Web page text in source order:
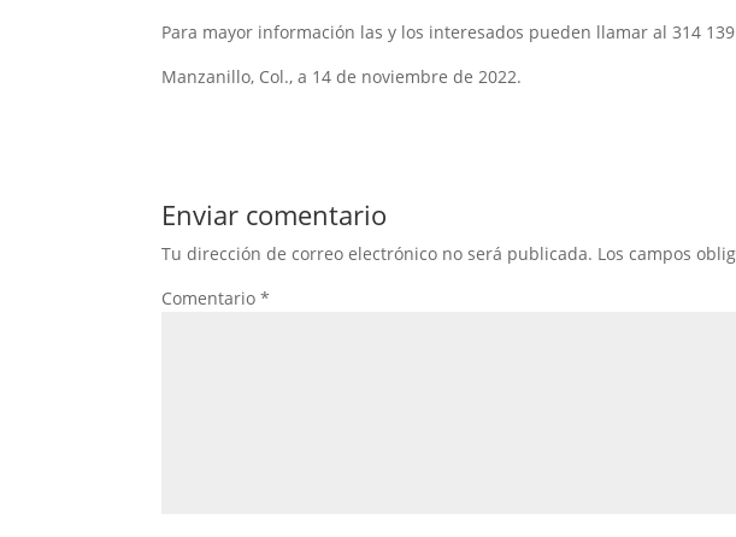
Para mayor información las y los interesados pueden llamar al 314
Manzanillo, Col., a 14 de noviembre de 2022.
Enviar comentario
Tu dirección de correo electrónico no será publicada. Los campos
Comentario*